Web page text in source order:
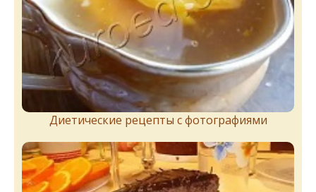
Диетические рецепты с фотографиями